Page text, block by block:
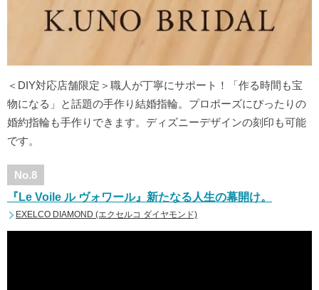
＜DIY対応店舗限定＞職人が丁寧にサポート！「作る時間も宝
物になる」と話題の手作り結婚指輪。プロポーズにぴったりの
婚約指輪も手作りできます。ディズニーデザインの刻印も可能
です。
No.8
『Le Voile ル ヴォワール』新たなる人生の幕開け。
EXELCO DIAMOND (エクセルコ ダイヤモンド)